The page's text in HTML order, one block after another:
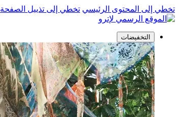
تخطي إلى المحتوى الرئيسي تخطي إلى تذييل الصفحة
التخفيضات